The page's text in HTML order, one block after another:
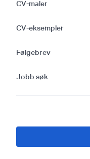
CV-maler
CV-eksempler
Følgebrev
Jobb søk